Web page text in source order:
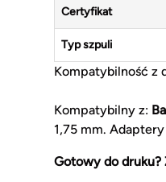
Certyfikat
Typ szpuli
Kompatybilność z
Kompatybilny z:
1,75 mm.
Gotowy do druku?